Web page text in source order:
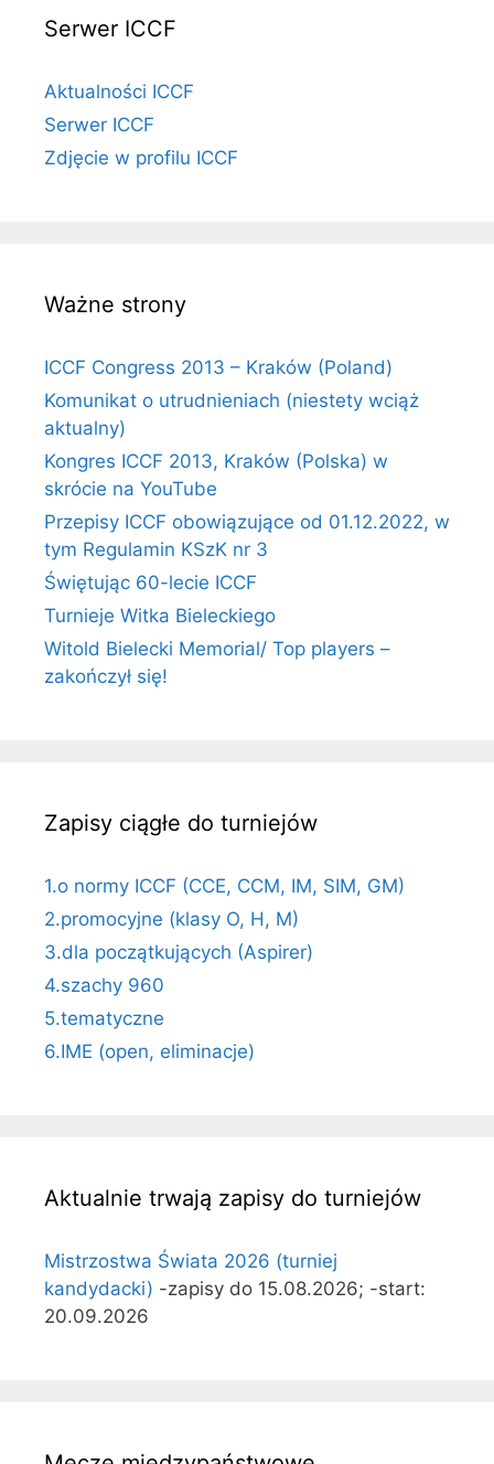
Serwer ICCF
Aktualności ICCF
Serwer ICCF
Zdjęcie w profilu ICCF
Ważne strony
ICCF Congress 2013 – Kraków (Poland)
Komunikat o utrudnieniach (niestety wciąż
aktualny)
Kongres ICCF 2013, Kraków (Polska) w
skrócie na YouTube
Przepisy ICCF obowiązujące od 01.12.2022, w
tym Regulamin KSzK nr 3
Świętując 60-lecie ICCF
Turnieje Witka Bieleckiego
Witold Bielecki Memorial/ Top players –
zakończył się!
Zapisy ciągłe do turniejów
1.o normy ICCF (CCE, CCM, IM, SIM, GM)
2.promocyjne (klasy O, H, M)
3.dla początkujących (Aspirer)
4.szachy 960
5.tematyczne
6.IME (open, eliminacje)
Aktualnie trwają zapisy do turniejów
Mistrzostwa Świata 2026 (turniej
kandydacki) -zapisy do 15.08.2026; -start:
20.09.2026